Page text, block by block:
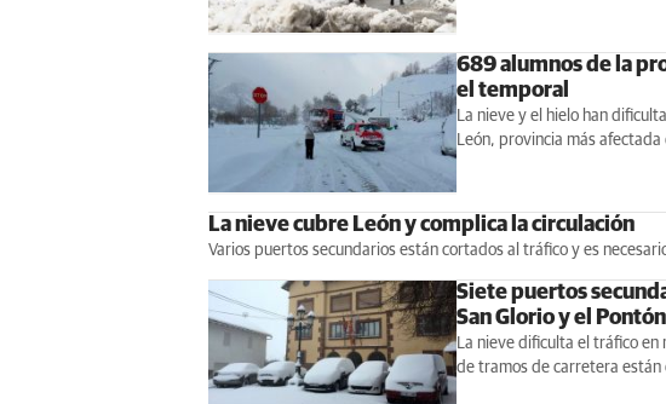
689 alumnos de la
el temporal
La nieve y el hielo han
León, provincia más
La nieve cubre León y complica la circulación
Varios puertos secundarios están cortados al tráfico y es
Siete puertos
San Glorio y el Pontón
La nieve dificulta el tráfico
de tramos de carretera están